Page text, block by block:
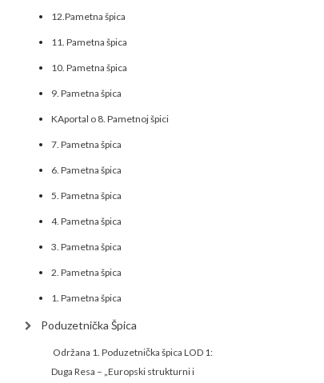
12.Pametna špica
11. Pametna špica
10. Pametna špica
9. Pametna špica
KAportal o 8. Pametnoj špici
7. Pametna špica
6. Pametna špica
5. Pametna špica
4. Pametna špica
3. Pametna špica
2. Pametna špica
1. Pametna špica
Poduzetnička Špica
Održana 1. Poduzetnička špica LOD 1:
Duga Resa – „Europski strukturni i